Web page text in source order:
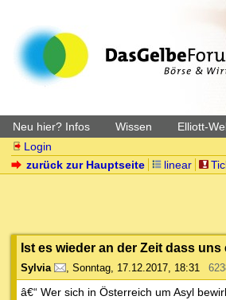
Neu hier? Infos Wissen Elliott-
Login
zurück zur Hauptseite
linear
Ist es wieder an der Zeit dass
Sylvia , Sonntag, 17.12.2017, 18:31
â€“ Wer sich in Österreich um Asyl